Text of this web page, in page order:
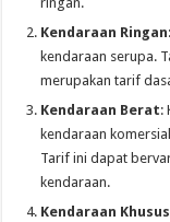
Kendaraan Ringan
kendaraan serupa.
merupakan tarif
Kendaraan Berat:
kendaraan
Tarif ini dapat
kendaraan.
Kendaraan Khusus